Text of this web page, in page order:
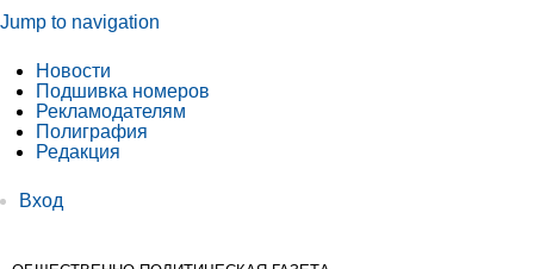
Jump to navigation
Новости
Подшивка номеров
Рекламодателям
Полиграфия
Редакция
Вход